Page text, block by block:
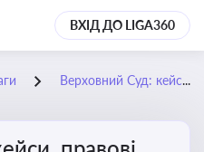
ВХІД ДО LIGA360
Верховний Суд: кейси, правові позиції